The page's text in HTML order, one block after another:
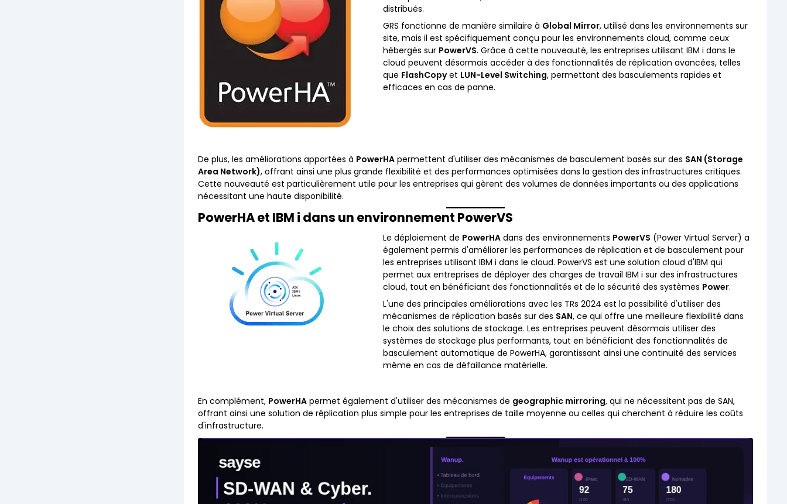
distribués.
GRS fonctionne de manière similaire à Global Mirror, utilisé dans les environnements sur
site, mais il est spécifiquement conçu pour les environnements cloud, comme ceux
hébergés sur PowerVS. Grâce à cette nouveauté, les entreprises utilisant IBM i dans le
cloud peuvent désormais accéder à des fonctionnalités de réplication avancées, telles
que FlashCopyet LUN-Level Switching, permettant des basculements rapides et
efficaces en cas de panne.
De plus, les améliorations apportées à PowerHA permettent d'utiliser des mécanismes de basculement basés sur des SAN (Storage
Area Network), offrant ainsi une plus grande flexibilité et des performances optimisées dans la gestion des infrastructures critiques.
Cette nouveauté est particulièrement utile pour les entreprises qui gèrent des volumes de données importants ou des applications
nécessitant une haute disponibilité.
PowerHA et IBM i dans un environnement PowerVS
Le déploiement de PowerHAdans des environnements PowerVS (Power Virtual Server) a
également permis d'améliorer les performances de réplication et de basculement pour
les entreprises utilisant IBM i dans le cloud. PowerVS est une solution cloud d'IBM qui
permet aux entreprises de déployer des charges de travail IBM i sur des infrastructures
cloud, tout en bénéficiant des fonctionnalités et de la sécurité des systèmes Power.
L'une des principales améliorations avec les TRs 2024 est la possibilité d'utiliser des
mécanismes de réplication basés sur des SAN, ce qui offre une meilleure flexibilité dans
le choix des solutions de stockage. Les entreprises peuvent désormais utiliser des
systèmes de stockage plus performants, tout en bénéficiant des fonctionnalités de
basculement automatique de PowerHA, garantissant ainsi une continuité des services
même en cas de défaillance matérielle.
En complément, PowerHA permet également d'utiliser des mécanismes de geographic mirroring, qui ne nécessitent pas de SAN,
offrant ainsi une solution de réplication plus simple pour les entreprises de taille moyenne ou celles qui cherchent à réduire les coûts
d'infrastructure.